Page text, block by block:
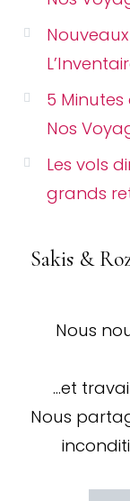
5 Minutes
Nos
Les vols
grands
Sakis &
Nous
…et
Nous